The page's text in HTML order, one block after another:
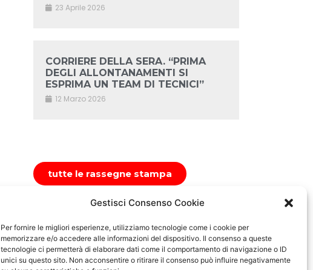
Gestisci Consenso Cookie
Per fornire le migliori esperienze, utilizziamo tecnologie come i cookie per
memorizzare e/o accedere alle informazioni del dispositivo. Il consenso a queste
tecnologie ci permetterà di elaborare dati come il comportamento di navigazione o ID
unici su questo sito. Non acconsentire o ritirare il consenso può influire negativamente
23 Aprile 2026
CORRIERE DELLA SERA. “PRIMA
DEGLI ALLONTANAMENTI SI
ESPRIMA UN TEAM DI TECNICI”
12 Marzo 2026
tutte le rassegne stampa